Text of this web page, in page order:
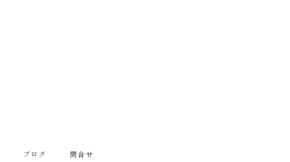
ブログ
問合せ